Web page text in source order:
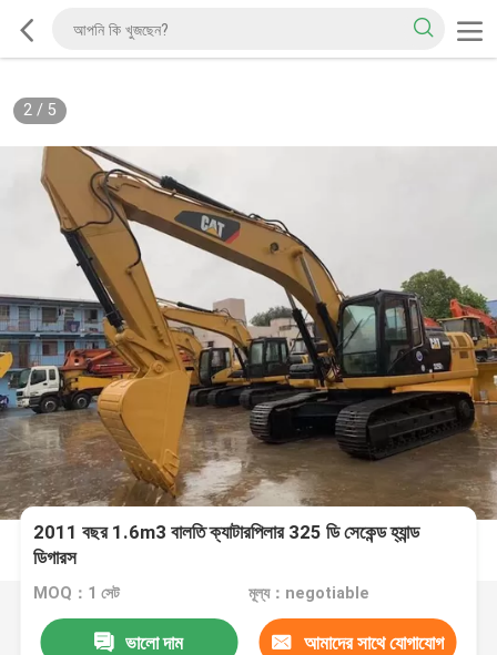
2/ 5
2011 বছর 1.6m3 বালতি ক্যাটারপিলার 325 ডি সেকেন্ড হ্যান্ড
ডিগারস
MOQ：1 সেট মূল্য：negotiable
ভালো দাম আমাদের সাথে যোগাযোগ